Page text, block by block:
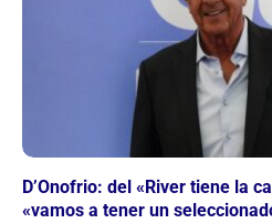
D’Onofrio: del «River tiene la
«vamos a tener un